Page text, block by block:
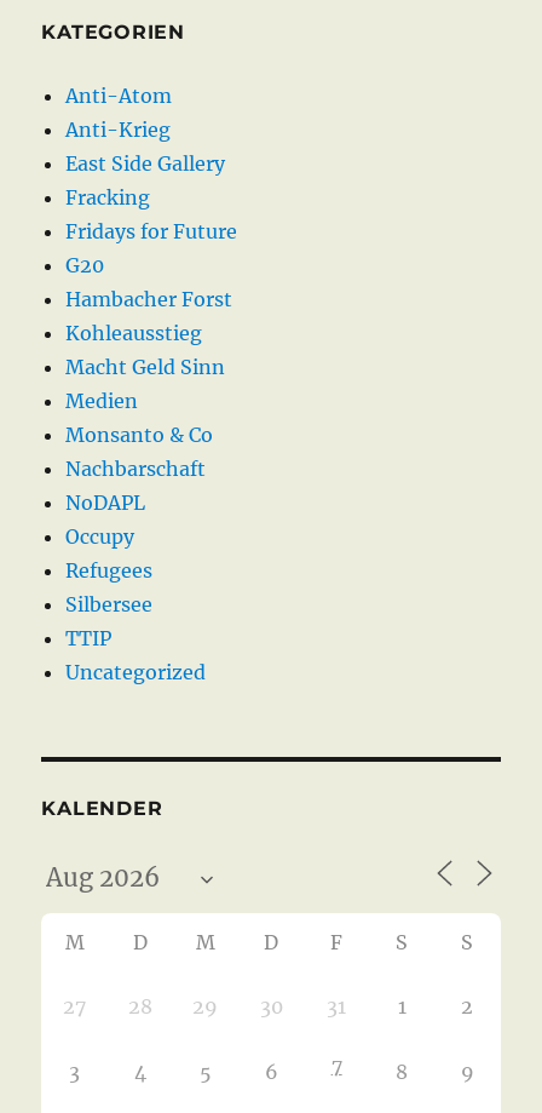
KATEGORIEN
Anti-Atom
Anti-Krieg
East Side Gallery
Fracking
Fridays for Future
G20
Hambacher Forst
Kohleausstieg
Macht Geld Sinn
Medien
Monsanto & Co
Nachbarschaft
NoDAPL
Occupy
Refugees
Silbersee
TTIP
Uncategorized
KALENDER
M D M D F S S
27 28 29 30 31 1 2
3 4 5 6 7 8 9